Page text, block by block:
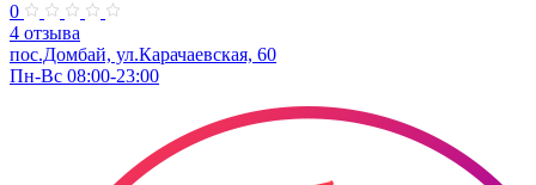
0
4 отзыва
пос.Домбай, ул.Карачаевская, 60
Пн-Вс 08:00-23:00